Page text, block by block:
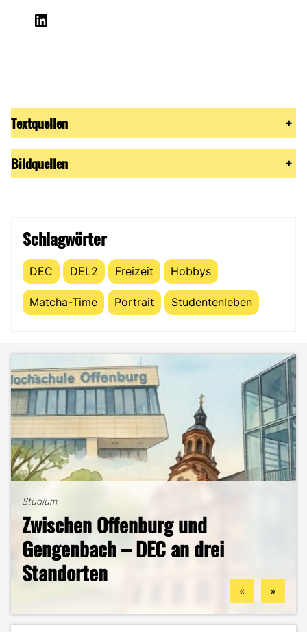
LinkedIn
Textquellen +
Bildquellen +
Schlagwörter
DEC DEL2 Freizeit Hobbys
Matcha-Time Portrait Studentenleben
Studium
The Science of Comfort: Was
Rewatching mit Marketing zu tun
hat
Studium
Zwischen Offenburg und
Gengenbach – DEC an drei
Standorten
Studium
B2B-Marketing für das Handwerk
– und warum du hier deine
berufliche Zukunft finden
könntest
Studium
Mein ehrlicher DEC-Survival-
Guide durch das Wintersemester
Studentenleben
Ästhetik, Sport und
Zukunftspläne: Aylin im Portrait
« »